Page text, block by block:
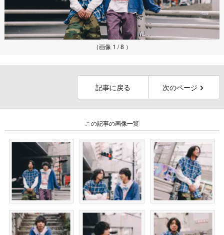
（画像 1 / 8 ）
記事に戻る 次のページ
この記事の画像一覧